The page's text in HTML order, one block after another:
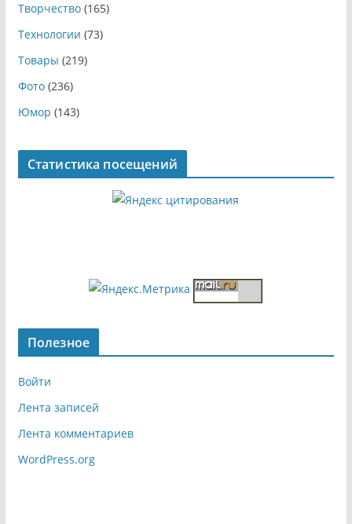
Творчество(165)
Технологии (73)
Товары (219)
Фото(236)
Юмор (143)
Статистика посещений
Полезное
Войти
Лента записей
Лента комментариев
WordPress.org